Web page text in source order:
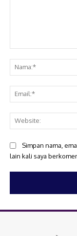
Simpan nama,
lain kali saya